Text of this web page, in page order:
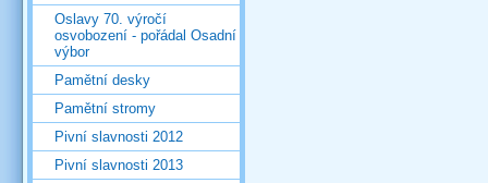
Oslavy 70. výročí
osvobození - pořádal Osadní
výbor
Pamětní desky
Pamětní stromy
Pivní slavnosti 2012
Pivní slavnosti 2013